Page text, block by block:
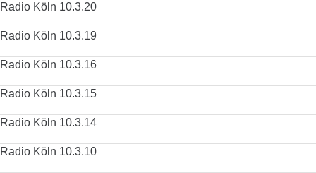
Radio Köln 10.3.20
Radio Köln 10.3.19
Radio Köln 10.3.16
Radio Köln 10.3.15
Radio Köln 10.3.14
Radio Köln 10.3.10